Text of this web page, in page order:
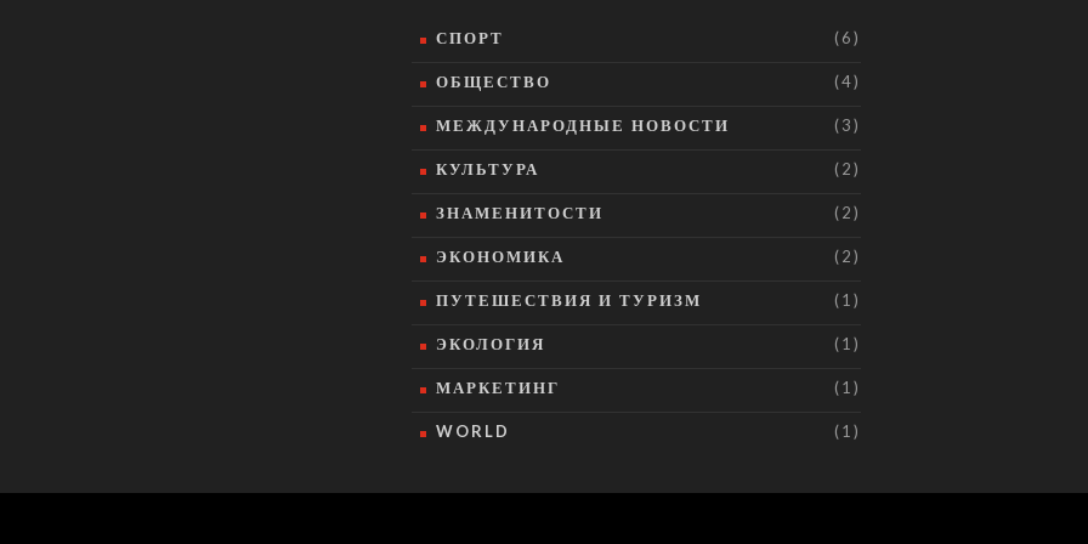
СПОРТ (6)
ОБЩЕСТВО (4)
МЕЖДУНАРОДНЫЕ НОВОСТИ (3)
КУЛЬТУРА (2)
ЗНАМЕНИТОСТИ (2)
ЭКОНОМИКА (2)
ПУТЕШЕСТВИЯ И ТУРИЗМ (1)
ЭКОЛОГИЯ (1)
МАРКЕТИНГ (1)
WORLD (1)